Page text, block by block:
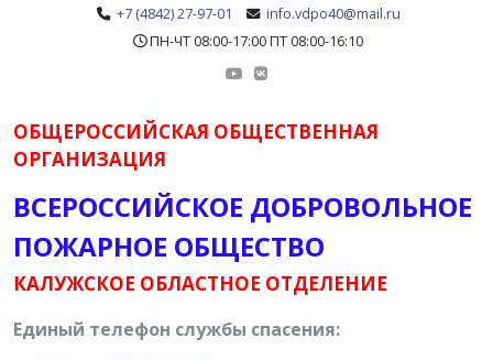
+7 (4842) 27-97-01
info.vdpo40@mail.ru
ПН-ЧТ 08:00-17:00 ПТ 08:00-16:10
ОБЩЕРОССИЙСКАЯ ОБЩЕСТВЕННАЯ
ОРГАНИЗАЦИЯ
ВСЕРОССИЙСКОЕ ДОБРОВОЛЬНОЕ
ПОЖАРНОЕ ОБЩЕСТВО
КАЛУЖСКОЕ ОБЛАСТНОЕ ОТДЕЛЕНИЕ
Единый телефон службы спасения: